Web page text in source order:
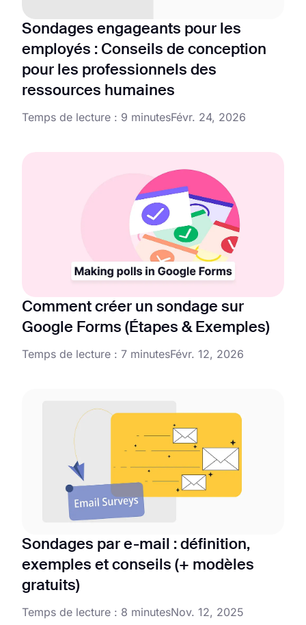
Sondages engageants pour les
employés : Conseils de conception
pour les professionnels des
ressources humaines
Temps de lecture : 9 minutesFévr. 24, 2026
Comment créer un sondage sur
Google Forms (Étapes & Exemples)
Temps de lecture : 7 minutesFévr. 12, 2026
Sondages par e-mail : définition,
exemples et conseils (+ modèles
gratuits)
Temps de lecture : 8 minutesNov. 12, 2025